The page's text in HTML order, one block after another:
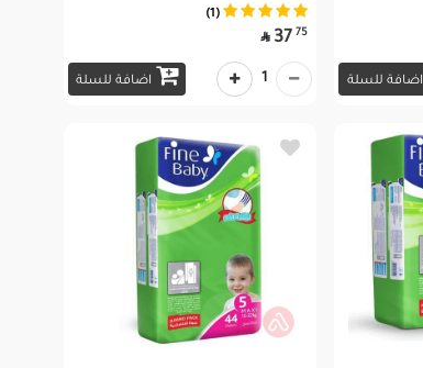
اضافة للسلة
(1)
75
37

اضافة للسلة 1